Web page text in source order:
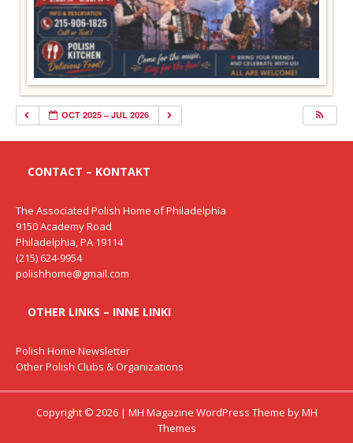
OCT 2025 – JUL 2026
CONTACT – KONTAKT
The Associated Polish Home of Philadelphia
9150 Academy Road
Philadelphia, PA 19114
(215) 624-9954
polishhome@gmail.com
OTHER LINKS – INNE LINKI
Polish Home Newsletter
Other Polish Clubs & Organizations
Copyright © 2026 | MH Magazine WordPress Theme byMH
Themes